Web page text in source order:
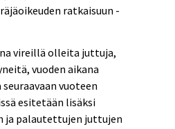
ratkaisuun -
vireillä olleita juttuja,
vuoden aikana
vuoteen
esitetään lisäksi
ja palautettujen juttujen